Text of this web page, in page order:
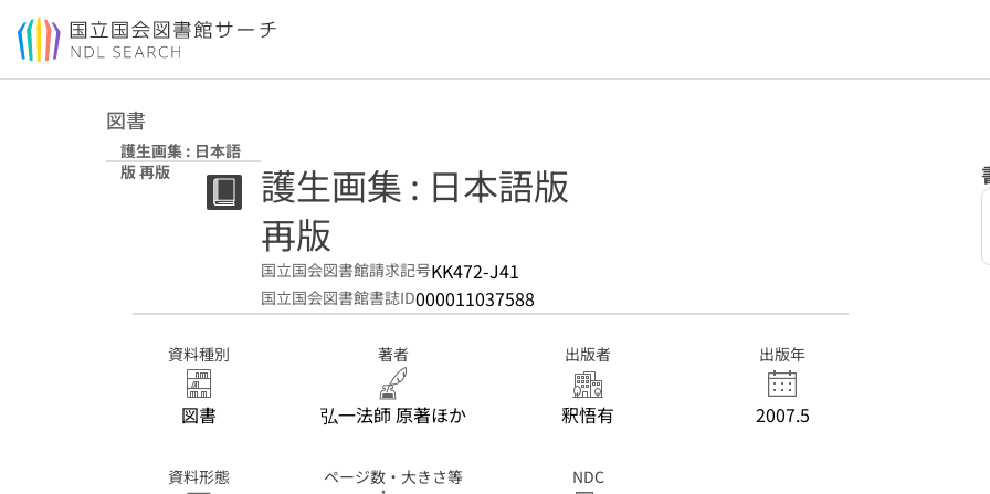
本文へ移動
図書
護生画集 : 日本語
版 再版
護生画集 : 日本語版
再版
国立国会図書館請求記号KK472-J41
国立国会図書館書誌ID000011037588
資料種別
図書
著者
弘一法師 原著ほか
出版者
釈悟有
出版年
2007.5
資料形態 ページ数・大きさ等 NDC